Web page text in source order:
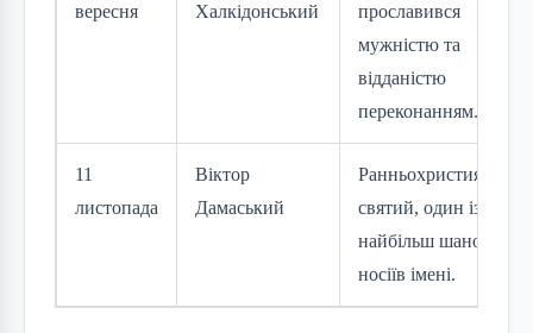
вересня
Халкідонський
прославився
мужністю та
відданістю
переконанням.
11
листопада
Віктор
Дамаський
святий, один із
найбільш шанованих
носіїв імені.